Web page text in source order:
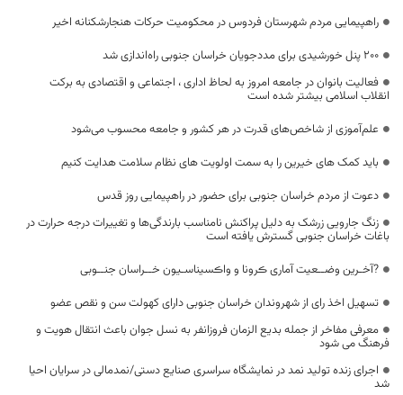
راهپیمایی مردم شهرستان فردوس در محکومیت حرکات هنجارشکنانه اخیر
۲۰۰ پنل خورشیدی برای مددجویان خراسان جنوبی راه‌اندازی شد
فعالیت بانوان در جامعه امروز به لحاظ اداری ، اجتماعی و اقتصادی به برکت
انقلاب اسلامی بیشتر شده است
علم‌آموزی از شاخص‌های قدرت در هر کشور و جامعه محسوب می‌شود
باید کمک های خیرین را به سمت اولویت های نظام سلامت هدایت کنیم
دعوت از مردم خراسان جنوبی برای حضور در راهپیمایی روز قدس
زنگ جارویی زرشک به دلیل پراکنش نامناسب بارندگی‌ها و تغییرات درجه حرارت در
باغات خراسان جنوبی گسترش یافته است
?آخـرین وضــعیت آماری ڪرونا و واڪسیناسـیون خــراسان جنــوبی
تسهیل اخذ رای از شهروندان خراسان جنوبی دارای کهولت سن و نقص عضو
معرفی مفاخر از جمله بدیع الزمان فروزانفر به نسل جوان باعث انتقال هویت و
فرهنگ می شود
اجرای زنده تولید نمد در نمایشگاه سراسری صنایع دستی/نمدمالی در سرایان احیا
شد